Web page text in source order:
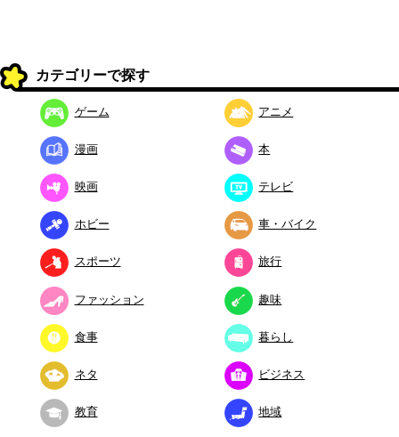
カテゴリーで探す
ゲーム アニメ
漫画 本
映画 テレビ
ホビー 車・バイク
スポーツ 旅行
ファッション 趣味
食事 暮らし
ネタ ビジネス
教育 地域